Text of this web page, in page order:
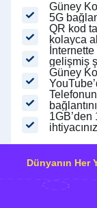
Güney
5G
QR kod
kolayca
gelişmiş
Güney
1GB’den
Dünyanın Her